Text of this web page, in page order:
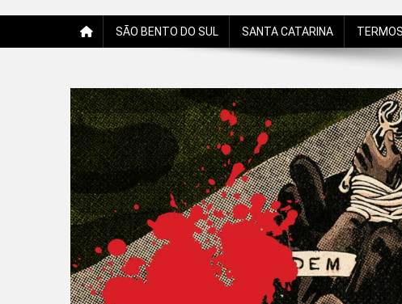
SÃO BENTO DO SUL SANTA CATARINA